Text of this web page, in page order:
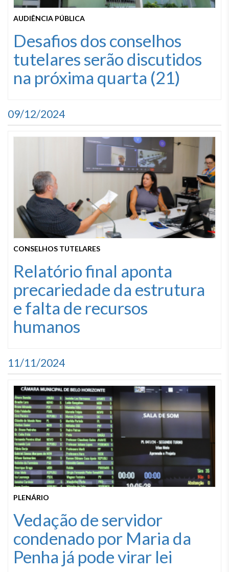
AUDIÊNCIA PÚBLICA
Desafios dos conselhos
tutelares serão discutidos
na próxima quarta (21)
09/12/2024
CONSELHOS TUTELARES
Relatório final aponta
precariedade da estrutura
e falta de recursos
humanos
11/11/2024
PLENÁRIO
Vedação de servidor
condenado por Maria da
Penha já pode virar lei